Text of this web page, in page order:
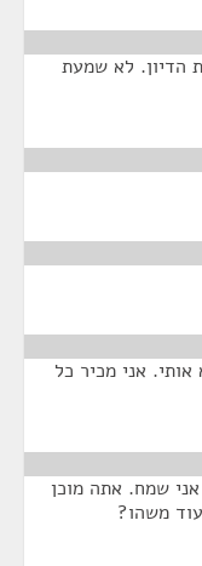
הדיון. לא שמעת
אני מכיר כל
שמח. אתה מוכן
משהו?